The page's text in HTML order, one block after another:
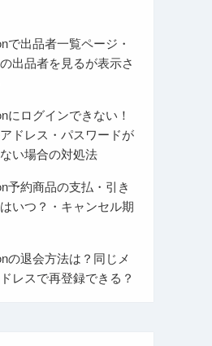
で出品者一覧ページ・
出品者を見るが表示さ
にログインできない！
ドレス・パスワードが
い場合の対処法
予約商品の支払・引き
いつ？・キャンセル期
の退会方法は？同じメ
レスで再登録できる？